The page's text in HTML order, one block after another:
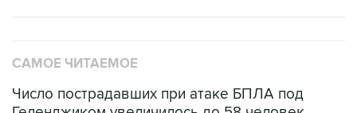
Число пострадавших при атаке БПЛА под